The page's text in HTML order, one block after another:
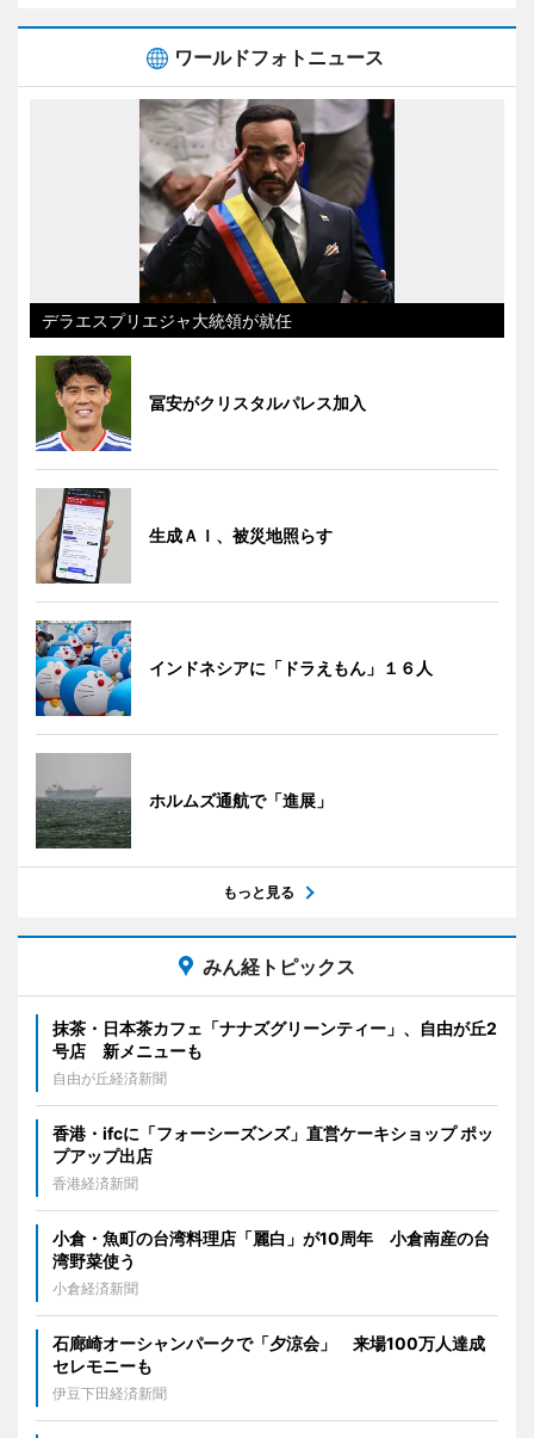
ワールドフォトニュース
デラエスプリエジャ大統領が就任
冨安がクリスタルパレス加入
生成ＡＩ、被災地照らす
インドネシアに「ドラえもん」１６人
ホルムズ通航で「進展」
もっと見る
みん経トピックス
抹茶・日本茶カフェ「ナナズグリーンティー」、自由が丘2
号店 新メニューも
自由が丘経済新聞
香港・ifcに「フォーシーズンズ」直営ケーキショップ ポッ
プアップ出店
香港経済新聞
小倉・魚町の台湾料理店「麗白」が10周年 小倉南産の台
湾野菜使う
小倉経済新聞
石廊崎オーシャンパークで「夕涼会」 来場100万人達成
セレモニーも
伊豆下田経済新聞